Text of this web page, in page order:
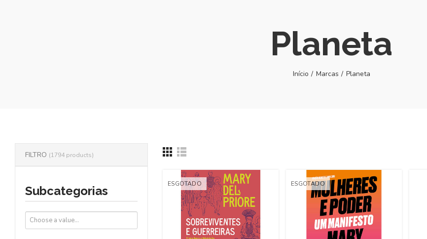
Planeta
Início Marcas Planeta
ESGOTADO ESGOTADO
FILTRO (1794 products)
Subcategorias